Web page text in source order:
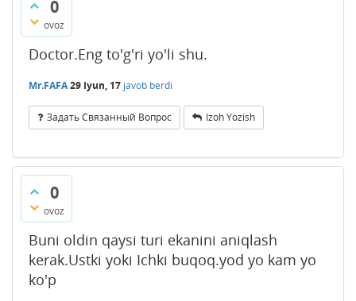
0
ovoz
Doctor.Eng to'g'ri yo'li shu.
Mr.FAFA29 Iyun, 17 javob berdi
Задать Связанный Вопрос Izoh Yozish
0
ovoz
Buni oldin qaysi turi ekanini aniqlash
kerak.Ustki yoki Ichki buqoq.yod yo kam yo
ko'p